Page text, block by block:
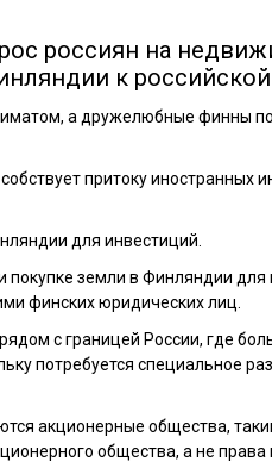
россиян на
к российской
а дружелюбные финны
притоку иностранных
для инвестиций.
покупке земли в Финляндии
финских юридических лиц.
с границей России, где
потребуется специальное
акционерные общества,
общества, а не права